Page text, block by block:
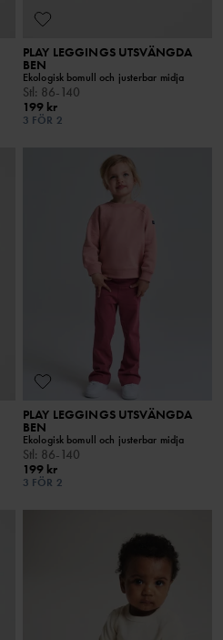
PLAY LEGGINGS UTSVÄNGDA
BEN
Ekologisk bomull och justerbar midja
Stl : 86-140
199 kr
3 FÖR 2
PLAY LEGGINGS UTSVÄNGDA
BEN
Ekologisk bomull och justerbar midja
Stl: 86-140
199 kr
3 FÖR 2